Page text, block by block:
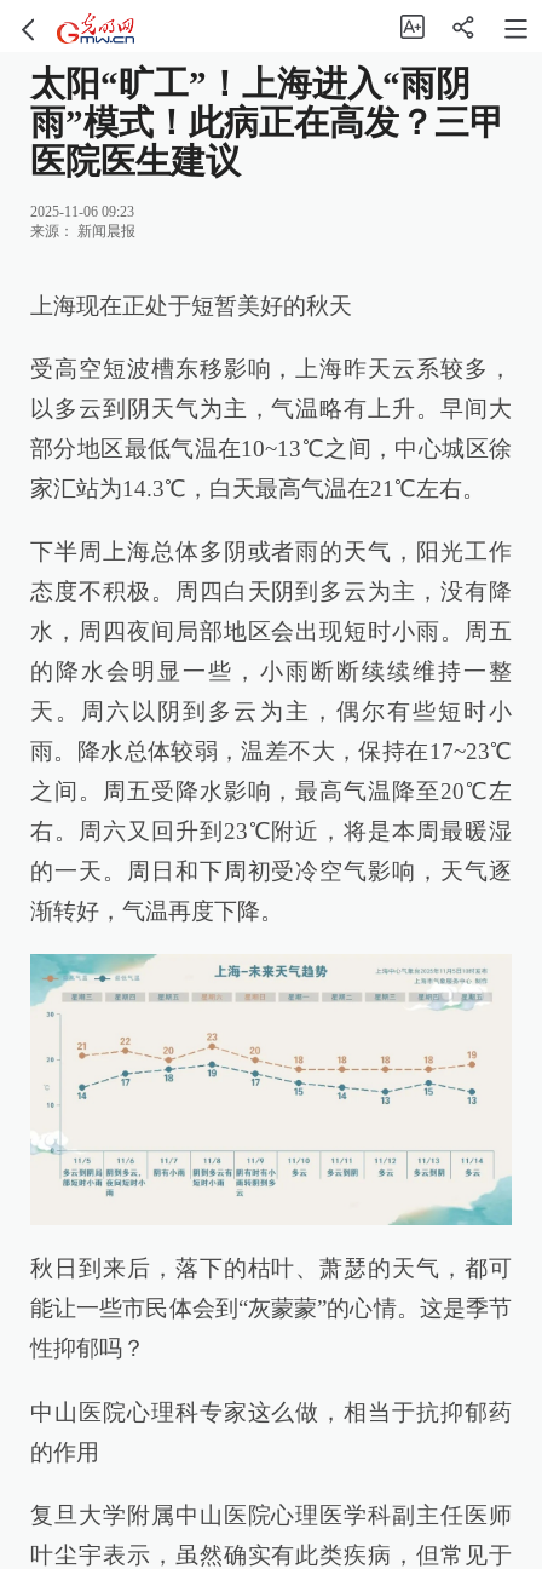
太阳“旷工”！上海进入“雨阴
雨”模式！此病正在高发？三甲
医院医生建议
2025-11-06 09:23
来源： 新闻晨报
上海现在正处于短暂美好的秋天
受高空短波槽东移影响，上海昨天云系较多，
以多云到阴天气为主，气温略有上升。早间大
部分地区最低气温在10~13℃之间，中心城区徐
家汇站为14.3℃，白天最高气温在21℃左右。
下半周上海总体多阴或者雨的天气，阳光工作
态度不积极。周四白天阴到多云为主，没有降
水，周四夜间局部地区会出现短时小雨。周五
的降水会明显一些，小雨断断续续维持一整
天。周六以阴到多云为主，偶尔有些短时小
雨。降水总体较弱，温差不大，保持在17~23℃
之间。周五受降水影响，最高气温降至20℃左
右。周六又回升到23℃附近，将是本周最暖湿
的一天。周日和下周初受冷空气影响，天气逐
渐转好，气温再度下降。
秋日到来后，落下的枯叶、萧瑟的天气，都可
能让一些市民体会到“灰蒙蒙”的心情。这是季节
性抑郁吗？
中山医院心理科专家这么做，相当于抗抑郁药
的作用
复旦大学附属中山医院心理医学科副主任医师
叶尘宇表示，虽然确实有此类疾病，但常见于